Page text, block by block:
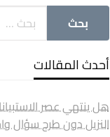
أحدث المقالات
هل ينتهي عصر
النزيل دون طرح سؤال